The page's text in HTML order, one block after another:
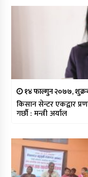
१४ फाल्गुन २०७७,
किसान सेन्टर एकद्वार
गर्छौ : मन्त्री अर्याल